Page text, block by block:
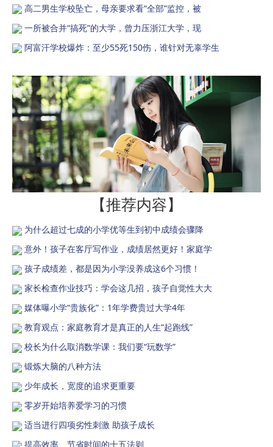
高二男生学校坠亡，母亲要求看“全部”监控，被
一所被合并“搞死”的大学，曾力压浙江大学，现
阿富汗学校爆炸：至少55死150伤，谁针对无辜学生
【推荐内容】
为什么超过七成的小学优等生到初中成绩会骤降
意外！孩子在客厅写作业，成绩居然更好！家庭学
孩子成绩差，都是因为小学没养成这6个习惯！
家长检查作业技巧：学会这几招，孩子自觉性大大
媒体曝小学“贵族化”：1年学费贵过大学4年
教育观点：家庭教育才是真正的人生“起跑线”
校长为什么取消数学课：我们要“玩数学”
锻炼大脑的八种方法
少年成长，宽度的追求更重要
零岁开始培养爱学习的习惯
适当进行四项劣性刺激 助孩子成长
提高效率、节省时间的十五法则